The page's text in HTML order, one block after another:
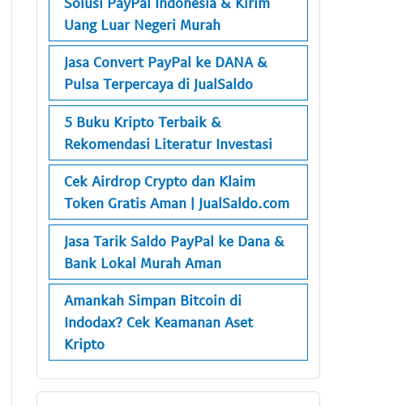
Uang Luar Negeri Murah
Jasa Convert PayPal ke DANA &
Pulsa Terpercaya di JualSaldo
5 Buku Kripto Terbaik &
Rekomendasi Literatur Investasi
Cek Airdrop Crypto dan Klaim
Token Gratis Aman | JualSaldo.com
Jasa Tarik Saldo PayPal ke Dana &
Bank Lokal Murah Aman
Amankah Simpan Bitcoin di
Indodax? Cek Keamanan Aset
Kripto